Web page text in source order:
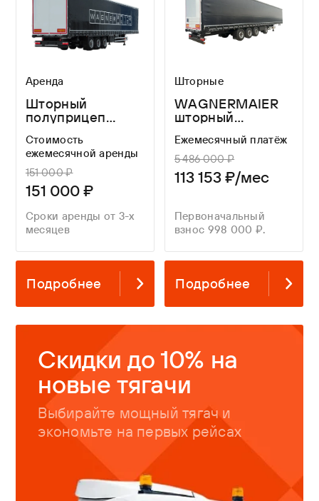
Аренда
Шторный
полуприцеп
16,5 м в аренду
от 3-х мес
Стоимость
ежемесячной аренды
151 000 ₽
151 000 ₽
Сроки аренды от 3-х
месяцев
Подробнее
Легкий вес
Лучшие габариты
Шторные
WAGNERMAIER
шторный
16,3 метров
Ежемесячный платёж
5 486 000 ₽
113 153 ₽/мес
Первоначальный
взнос 998 000 ₽.
Подробнее
Скидки до 10% на
новые тягачи
Выбирайте мощный тягач и
экономьте на первых рейсах